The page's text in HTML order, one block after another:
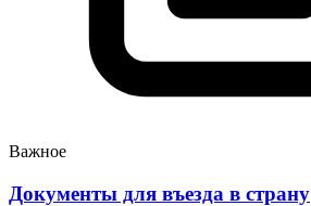
Важное
Документы для въезда в страну